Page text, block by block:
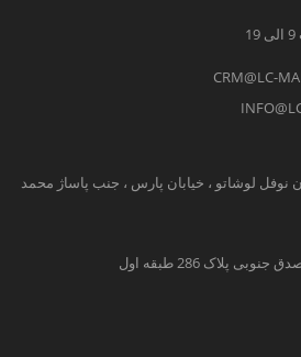
CRM@LC-
نوفل لوشاتو ، خیابان پارس ، جنب پاساژ محمد
پلاک 286 طبقه اول